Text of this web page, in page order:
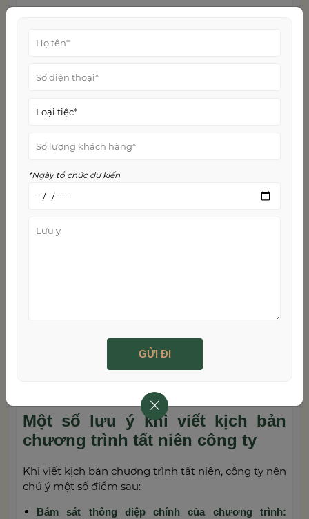
ngắn gọn lại những thông điệp chính của ban lãnh
hứa hẹn vào những kế hoạch trong tương lai.
Một số bữa tiệc lớn sử dụng các loại pháo sân khấu
thành viên lên sân khấu chụp hình, hoặc bật nhạc
Tất cả phòng ban, thành viên công ty lên chụp ảnh
kỷ niệm
Một số lưu ý khi viết kịch bản
chương trình tất niên công ty
Khi viết kịch bản chương trình tất niên, công ty nên
chú ý một số điểm sau:
Bám sát thông điệp chính của chương trình:
*Ngày tổ chức dự kiến